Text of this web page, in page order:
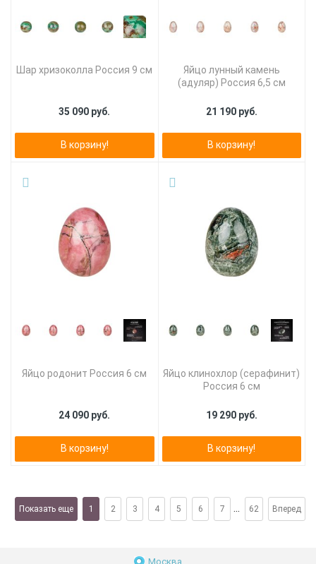
Шар хризоколла Россия 9 см
35 090 руб.
В корзину!
Яйцо лунный камень
(адуляр) Россия 6,5 см
21 190 руб.
В корзину!
Яйцо родонит Россия 6 см
24 090 руб.
В корзину!
Яйцо клинохлор (серафинит)
Россия 6 см
19 290 руб.
В корзину!
Показать еще 1 2 3 4 5 6 7 ... 62 Вперед
Москва